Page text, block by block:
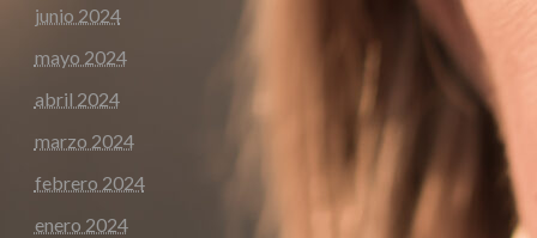
junio 2024
mayo 2024
abril 2024
marzo 2024
febrero 2024
enero 2024